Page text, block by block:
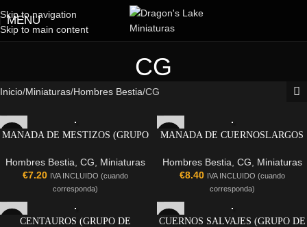
Skip to navigation
Skip to main content
MENU
CG
Inicio Miniaturas Hombres Bestia CG
MANADA DE MESTIZOS (GRUPO
Hombres Bestia CG
Miniaturas
€7.20 IVA INCLUIDO (cuando
corresponda)
MANADA DE CUERNOSLARGOS
Hombres Bestia CG
Miniaturas
€8.40 IVA INCLUIDO (cuando
corresponda)
CENTAUROS (GRUPO DE
CUERNOS SALVAJES (GRUPO DE